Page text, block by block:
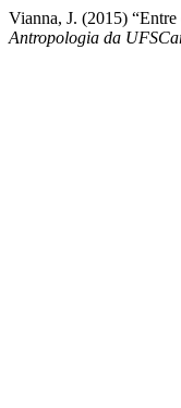
Vianna, J. (2015) “Entre
Antropologia da